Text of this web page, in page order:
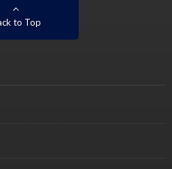
to Top